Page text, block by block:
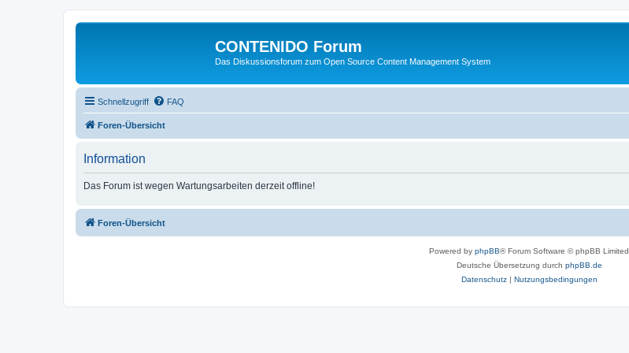
CONTENIDO Forum
Das Diskussionsforum zum Open Source Content Management System
Schnellzugriff FAQ
Foren-Übersicht
Information
Das Forum ist wegen Wartungsarbeiten derzeit offline!
Foren-Übersicht
Powered by phpBB® Forum Software © phpBB Limited
Deutsche Übersetzung durch phpBB.de
Datenschutz| Nutzungsbedingungen